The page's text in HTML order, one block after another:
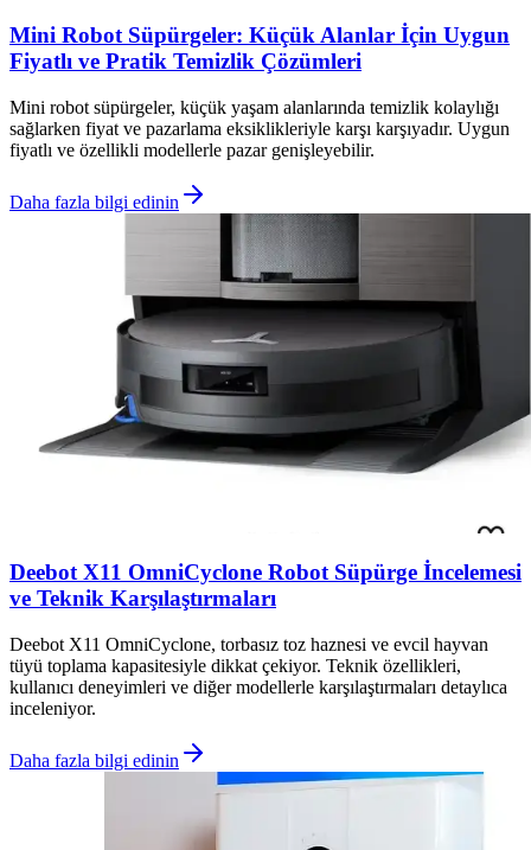
Mini Robot Süpürgeler: Küçük Alanlar İçin Uygun
Fiyatlı ve Pratik Temizlik Çözümleri
Mini robot süpürgeler, küçük yaşam alanlarında temizlik kolaylığı
sağlarken fiyat ve pazarlama eksiklikleriyle karşı karşıyadır. Uygun
fiyatlı ve özellikli modellerle pazar genişleyebilir.
Daha fazla bilgi edinin
Deebot X11 OmniCyclone Robot Süpürge İncelemesi
ve Teknik Karşılaştırmaları
Deebot X11 OmniCyclone, torbasız toz haznesi ve evcil hayvan
tüyü toplama kapasitesiyle dikkat çekiyor. Teknik özellikleri,
kullanıcı deneyimleri ve diğer modellerle karşılaştırmaları detaylıca
inceleniyor.
Daha fazla bilgi edinin